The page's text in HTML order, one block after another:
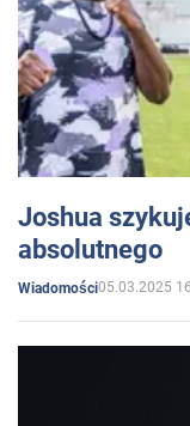
Joshua
absolutnego
Wiadomości05.03.2025